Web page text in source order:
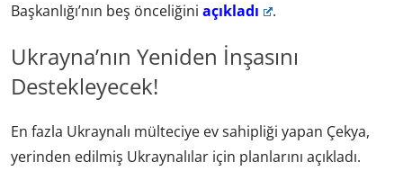
Başkanlığı’nın beş önceliğini açıkladı .
Ukrayna’nın Yeniden İnşasını
Destekleyecek!
En fazla Ukraynalı mülteciye ev sahipliği yapan Çekya,
yerinden edilmiş Ukraynalılar için planlarını açıkladı.